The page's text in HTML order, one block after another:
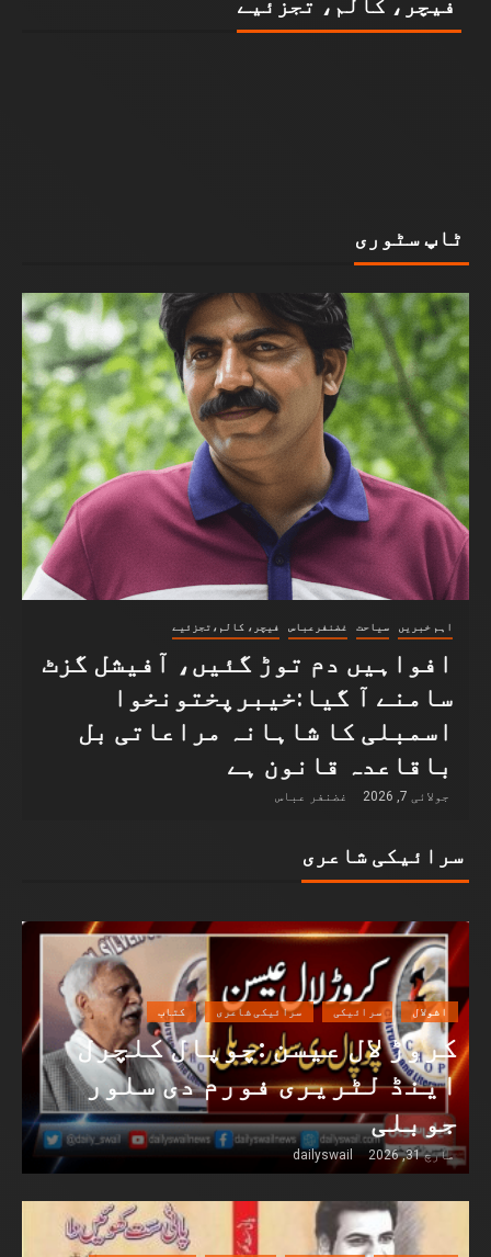
ٹاپ سٹوری
اہم خبریں سیاحت غضنفرعباس فیچر، کالم،تجزئیے
افواہیں دم توڑ گئیں، آفیشل گزٹ
سامنے آ گیا:خیبرپختونخوا
اسمبلی کا شاہانہ مراعاتی بل
باقاعدہ قانون ہے
جولائی 7, 2026 غضنفر عباس
سرائیکی شاعری
اشولال سرائیکی سرائیکی شاعری کتاب
کروڑ لال عیسن :چوپال کلچرل
اینڈ لٹریری فورم دی سلور
جوبلی
مارچ 31, 2026 dailyswail